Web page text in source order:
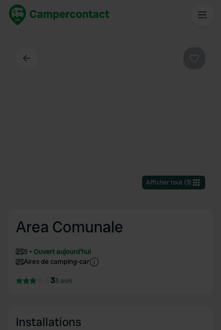
Afficher tout(3)
Area Comunale
5
Ouvert aujourd'hui
Aires de camping-car
33 avis
Installations